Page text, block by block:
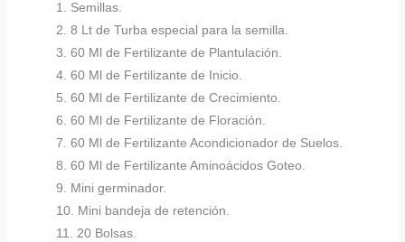
1. Semillas.
2. 8 Lt de Turba especial para la semilla.
3. 60 Ml de Fertilizante de Plantulación.
4. 60 Ml de Fertilizante de Inicio.
5. 60 Ml de Fertilizante de Crecimiento.
6. 60 Ml de Fertilizante de Floración.
7. 60 Ml de Fertilizante Acondicionador de Suelos.
8. 60 Ml de Fertilizante Aminoácidos Goteo.
9. Mini germinador.
10. Mini bandeja de retención.
11. 20 Bolsas.